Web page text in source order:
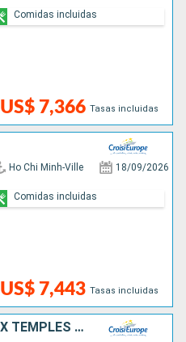
US$ 7,366 Tasas incluidas
Comidas incluidas
Ho Chi Minh-Ville 18/09/2026
US$ 7,443 Tasas incluidas
Comidas incluidas
DU DELTA DU MÉKONG AUX TEMPLES D'ANGKOR, LES VILLES IMPÉRIALES, HANOÏ ET LA BAIE D'ALONG (FORMULE PORT/PORT)